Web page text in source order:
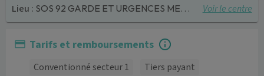
Lieu : SOS 92 GARDE ET URGENCES MEDICALES Voir le centre
Tarifs et remboursements
Conventionné secteur 1
Tiers payant